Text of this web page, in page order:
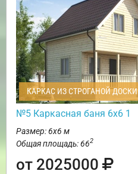
КАРКАС ИЗ СТРОГАНОЙ ДОСКИ
№5 Каркасная баня 6х6 1
Размер: 6х6 м
Общая площадь: 662
от 2025000